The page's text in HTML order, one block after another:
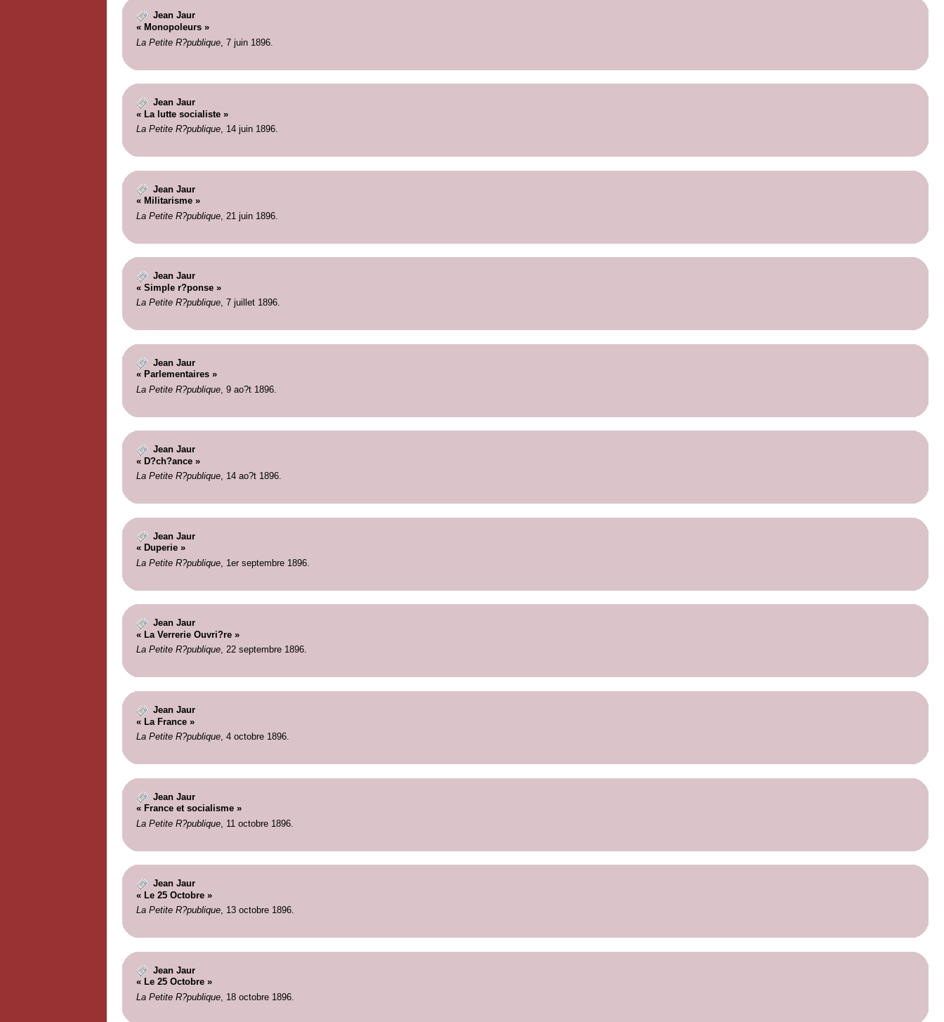
Jean Jaur
« Monopoleurs »
La Petite R?publique, 7 juin 1896.
Jean Jaur
« La lutte socialiste »
La Petite R?publique, 14 juin 1896.
Jean Jaur
« Militarisme »
La Petite R?publique, 21 juin 1896.
Jean Jaur
« Simple r?ponse »
La Petite R?publique, 7 juillet 1896.
Jean Jaur
« Parlementaires »
La Petite R?publique, 9 ao?t 1896.
Jean Jaur
« D?ch?ance »
La Petite R?publique, 14 ao?t 1896.
Jean Jaur
« Duperie »
La Petite R?publique, 1er septembre 1896.
Jean Jaur
« La Verrerie Ouvri?re »
La Petite R?publique, 22 septembre 1896.
Jean Jaur
« La France »
La Petite R?publique, 4 octobre 1896.
Jean Jaur
« France et socialisme »
La Petite R?publique, 11 octobre 1896.
Jean Jaur
« Le 25 Octobre »
La Petite R?publique, 13 octobre 1896.
Jean Jaur
« Le 25 Octobre »
La Petite R?publique, 18 octobre 1896.